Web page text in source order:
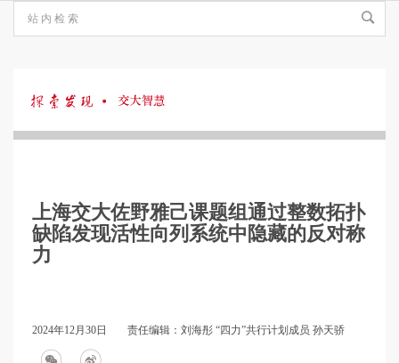
探
发
上海交大佐野雅己课题组通过整数拓扑
缺陷发现活性向列系统中隐藏的反对称
力
2024年12月30日 责任编辑：刘海彤 “四力”共行计划成员 孙天骄